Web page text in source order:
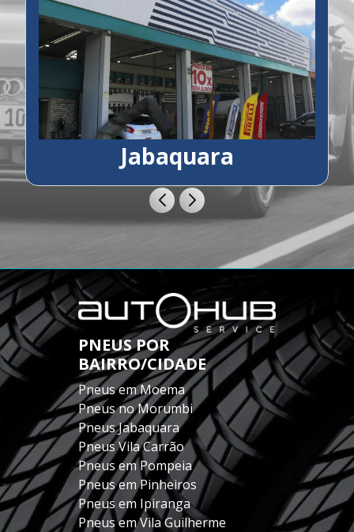
Jabaquara
PNEUS POR
BAIRRO/CIDADE
Pneus em Moema
Pneus no Morumbi
Pneus Jabaquara
Pneus Vila Carrão
Pneus em Pompeia
Pneus em Pinheiros
Pneus em Ipiranga
Pneus em Vila Guilherme